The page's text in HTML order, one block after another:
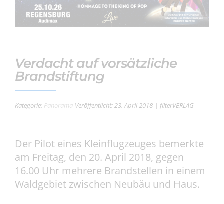
Verdacht auf vorsätzliche
Brandstiftung
Kategorie: Panorama Veröffentlicht: 23. April 2018 | filterVERLAG
Der Pilot eines Kleinflugzeuges bemerkte
am Freitag, den 20. April 2018, gegen
16.00 Uhr mehrere Brandstellen in einem
Waldgebiet zwischen Neubäu und Haus.